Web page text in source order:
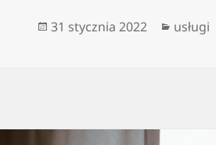
Data
31 stycznia 2022 usługi